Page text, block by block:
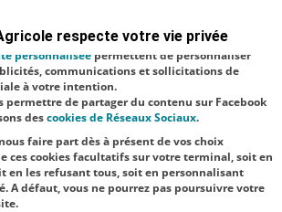
venir en aide
aux éleveurs
faisant face aux
difficultés
d’appr...
respecte votre vie privée
personnalisée permettent de personnaliser
communications et sollicitations de
à votre intention.
permettre de partager du contenu sur Facebook
descookies de Réseaux Sociaux.
faire part dès à présent de vos choix
ces cookies facultatifs sur votre terminal, soit en
en les refusant tous, soit en personnalisant
A défaut, vous ne pourrez pas poursuivre votre